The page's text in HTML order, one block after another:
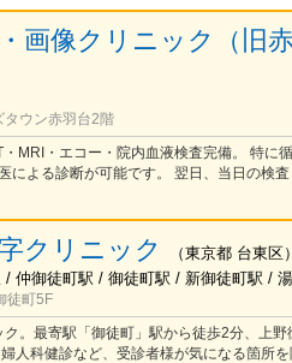
画像クリニック（旧
ウン赤羽台2階
・MRI・エコー・院内血液検査完備。 特に
による診断が可能です。 翌日、当日の検
クリニック （東京都 台東区）
仲御徒町駅 / 御徒町駅 / 新御徒町駅 /
徒町5F
。最寄駅「御徒町」駅から徒歩2分、上
人科健診など、受診者様が気になる箇所